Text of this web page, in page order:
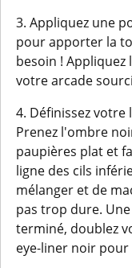
3. Appliquez une
pour apporter la
besoin !
votre arcade
4. Définissez
Prenez l'ombre
paupières plat et
ligne des cils
mélanger et de
pas trop dure.
terminé, doublez
eye-liner noir